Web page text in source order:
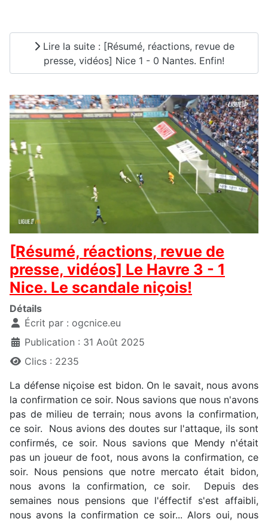
Lire la suite : [Résumé, réactions, revue de
presse, vidéos] Nice 1 - 0 Nantes. Enfin!
[Résumé, réactions, revue de
presse, vidéos] Le Havre 3 - 1
Nice. Le scandale niçois!
Détails
Écrit par : ogcnice.eu
Publication : 31 Août 2025
Clics : 2235
La défense niçoise est bidon. On le savait, nous avons
la confirmation ce soir. Nous savions que nous n'avons
pas de milieu de terrain; nous avons la confirmation,
ce soir. Nous avions des doutes sur l'attaque, ils sont
confirmés, ce soir. Nous savions que Mendy n'était
pas un joueur de foot, nous avons la confirmation, ce
soir. Nous pensions que notre mercato était bidon,
nous avons la confirmation, ce soir. Depuis des
semaines nous pensions que l'éffectif s'est affaibli,
nous avons la confirmation ce soir... Alors oui, nous